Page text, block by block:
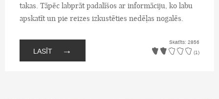
takas. Tāpēc labprāt padalīšos ar informāciju, ko labu
apskatīt un pie reizes izkustēties nedēļas nogalēs.
LASĪT →
Skatīts: 2856
(1)